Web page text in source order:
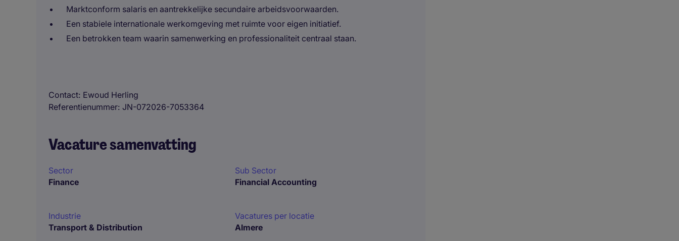
Marktconform salaris en aantrekkelijke secundaire arbeidsvoorwaarden.
Een stabiele internationale werkomgeving met ruimte voor eigen initiatief.
Een betrokken team waarin samenwerking en professionaliteit centraal staan.
Contact Ewoud Herling
Referentienummer JN-072026-7053364
Vacature samenvatting
Sector
Finance
Sub Sector
Financial Accounting
Industrie
Transport & Distribution
Vacatures per locatie
Almere